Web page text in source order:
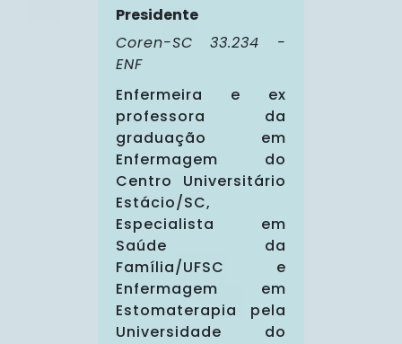
Presidente
Coren-SC 33.234 -
ENF
Enfermeira e ex
professora da
graduação em
Enfermagem do
Centro Universitário
Estácio/SC,
Especialista em
Saúde da
Família/UFSC e
Enfermagem em
Estomaterapia pela
Universidade do